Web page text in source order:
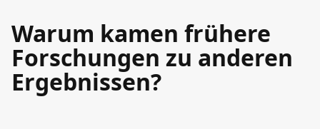
Warum kamen frühere
Forschungen zu anderen
Ergebnissen?